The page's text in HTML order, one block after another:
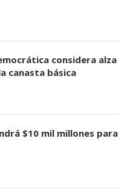
considera alza
canasta básica
$10 mil millones para